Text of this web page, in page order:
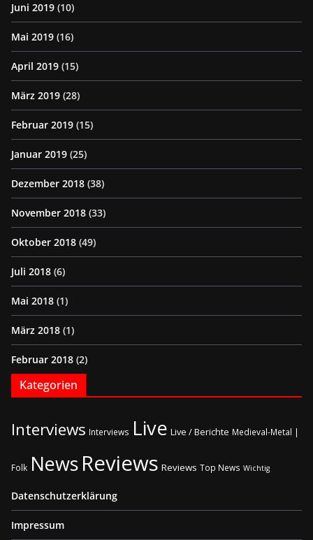
Juni 2019 (10)
Mai 2019 (16)
April 2019 (15)
März 2019 (28)
Februar 2019 (15)
Januar 2019 (25)
Dezember 2018 (38)
November 2018 (33)
Oktober 2018 (49)
Juli 2018 (6)
Mai 2018 (1)
März 2018 (1)
Februar 2018 (2)
Kategorien
Interviews Interviews Live Live / Berichte Medieval-Metal |
Folk NewsReviews Reviews Top News Wichtig
Datenschutzerklärung
Impressum